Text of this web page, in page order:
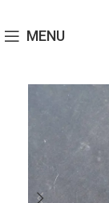
MENU